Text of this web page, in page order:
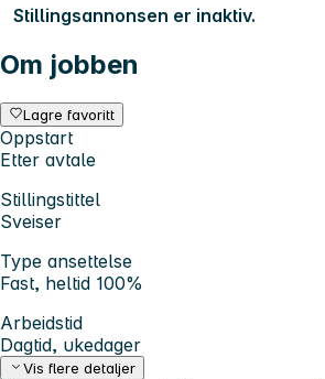
Stillingsannonsen er inaktiv.
Om jobben
Lagre favoritt
Oppstart
Etter avtale
Stillingstittel
Sveiser
Type ansettelse
Fast, heltid 100%
Arbeidstid
Dagtid, ukedager
Vis flere detaljer